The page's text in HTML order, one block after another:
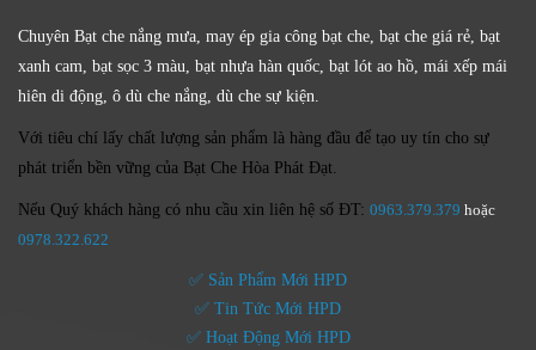
Chuyên Bạt che nắng mưa, may ép gia công bạt che, bạt che giá rẻ, bạt
xanh cam, bạt sọc 3 màu, bạt nhựa hàn quốc, bạt lót ao hồ, mái xếp mái
hiên di động, ô dù che nắng, dù che sự kiện.
Với tiêu chí lấy chất lượng sản phẩm là hàng đầu để tạo uy tín cho sự
phát triển bền vững của Bạt Che Hòa Phát Đạt.
Nếu Quý khách hàng có nhu cầu xin liên hệ số ĐT: 0963.379.379 hoặc
0978.322.622
✅ Sản Phẩm Mới HPD
✅ Tin Tức Mới HPD
✅ Hoạt Động Mới HPD